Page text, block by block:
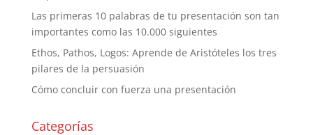
Las primeras 10 palabras de tu presentación son tan
importantes como las 10.000 siguientes
Ethos, Pathos, Logos: Aprende de Aristóteles los tres
pilares de la persuasión
Cómo concluir con fuerza una presentación
Categorías